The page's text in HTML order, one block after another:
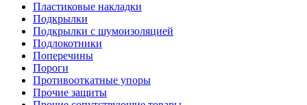
Пластиковые накладки
Подкрылки
Подкрылки с шумоизоляцией
Подлокотники
Поперечины
Пороги
Противооткатные упоры
Прочие защиты